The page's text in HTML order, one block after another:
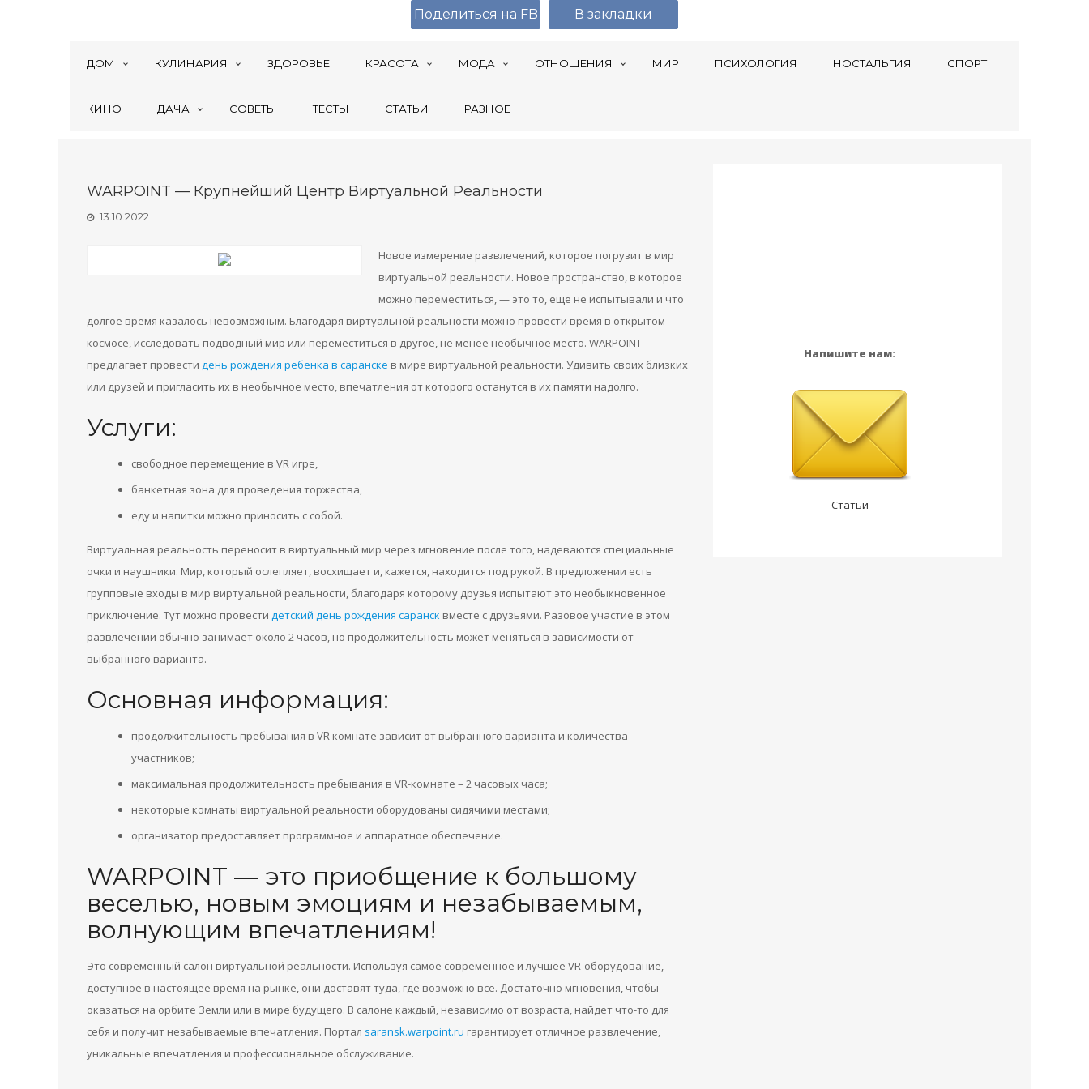
ДОМ КУЛИНАРИЯ ЗДОРОВЬЕ КРАСОТА МОДА ОТНОШЕНИЯ МИР ПСИХОЛОГИЯ НОСТАЛЬГИЯ СПОРТ
КИНО ДАЧА СОВЕТЫ ТЕСТЫ СТАТЬИ РАЗНОЕ
WARPOINT — Крупнейший Центр Виртуальной Реальности
13.10.2022
Новое измерение развлечений, которое погрузит в мир
виртуальной реальности. Новое пространство, в которое
можно переместиться, — это то, еще не испытывали и что
долгое время казалось невозможным. Благодаря виртуальной реальности можно провести время в открытом
космосе, исследовать подводный мир или переместиться в другое, не менее необычное место. WARPOINT
предлагает провести день рождения ребенка в саранске в мире виртуальной реальности. Удивить своих близких
или друзей и пригласить их в необычное место, впечатления от которого останутся в их памяти надолго.
Услуги:
свободное перемещение в VR игре,
банкетная зона для проведения торжества,
еду и напитки можно приносить с собой.
Виртуальная реальность переносит в виртуальный мир через мгновение после того, надеваются специальные
очки и наушники. Мир, который ослепляет, восхищает и, кажется, находится под рукой. В предложении есть
групповые входы в мир виртуальной реальности, благодаря которому друзья испытают это необыкновенное
приключение. Тут можно провести детский день рождения саранск вместе с друзьями. Разовое участие в этом
развлечении обычно занимает около 2 часов, но продолжительность может меняться в зависимости от
выбранного варианта.
Основная информация:
продолжительность пребывания в VR комнате зависит от выбранного варианта и количества
участников;
максимальная продолжительность пребывания в VR-комнате – 2 часовых часа;
некоторые комнаты виртуальной реальности оборудованы сидячими местами;
организатор предоставляет программное и аппаратное обеспечение.
WARPOINT — это приобщение к большому
веселью, новым эмоциям и незабываемым,
волнующим впечатлениям!
Это современный салон виртуальной реальности. Используя самое современное и лучшее VR-оборудование,
доступное в настоящее время на рынке, они доставят туда, где возможно все. Достаточно мгновения, чтобы
оказаться на орбите Земли или в мире будущего. В салоне каждый, независимо от возраста, найдет что-то для
себя и получит незабываемые впечатления. Портал saransk.warpoint.ru гарантирует отличное развлечение,
уникальные впечатления и профессиональное обслуживание.
Напишите нам:
Статьи
Поделиться на FB В закладки